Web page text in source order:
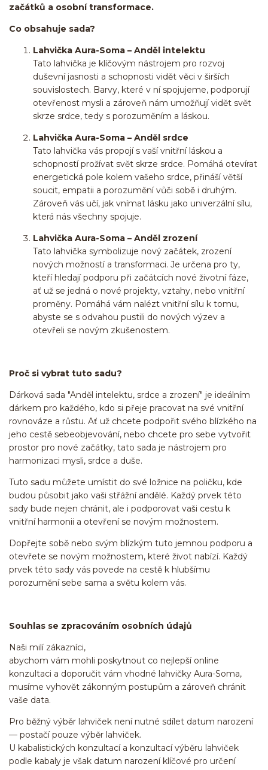
začátků a osobní transformace.
Co obsahuje sada?
Lahvička Aura-Soma – Anděl intelektu
Tato lahvička je klíčovým nástrojem pro rozvoj
duševní jasnosti a schopnosti vidět věci v širších
souvislostech. Barvy, které v ní spojujeme, podporují
otevřenost mysli a zároveň nám umožňují vidět svět
skrze srdce, tedy s porozuměním a láskou.
Lahvička Aura-Soma – Anděl srdce
Tato lahvička vás propojí s vaší vnitřní láskou a
schopností prožívat svět skrze srdce. Pomáhá otevírat
energetická pole kolem vašeho srdce, přináší větší
soucit, empatii a porozumění vůči sobě i druhým.
Zároveň vás učí, jak vnímat lásku jako univerzální sílu,
která nás všechny spojuje.
Lahvička Aura-Soma – Anděl zrození
Tato lahvička symbolizuje nový začátek, zrození
nových možností a transformaci. Je určena pro ty,
kteří hledají podporu při začátcích nové životní fáze,
ať už se jedná o nové projekty, vztahy, nebo vnitřní
proměny. Pomáhá vám nalézt vnitřní sílu k tomu,
abyste se s odvahou pustili do nových výzev a
otevřeli se novým zkušenostem.
Proč si vybrat tuto sadu?
Dárková sada "Anděl intelektu, srdce a zrození" je ideálním
dárkem pro každého, kdo si přeje pracovat na své vnitřní
rovnováze a růstu. Ať už chcete podpořit svého blízkého na
jeho cestě sebeobjevování, nebo chcete pro sebe vytvořit
prostor pro nové začátky, tato sada je nástrojem pro
harmonizaci mysli, srdce a duše.
Tuto sadu můžete umístit do své ložnice na poličku, kde
budou působit jako vaši střážní andělé. Každý prvek této
sady bude nejen chránit, ale i podporovat vaši cestu k
vnitřní harmonii a otevření se novým možnostem.
Dopřejte sobě nebo svým blízkým tuto jemnou podporu a
otevřete se novým možnostem, které život nabízí. Každý
prvek této sady vás povede na cestě k hlubšímu
porozumění sebe sama a světu kolem vás.
Souhlas se zpracováním osobních údajů
Naši milí zákazníci,
abychom vám mohli poskytnout co nejlepší online
konzultaci a doporučit vám vhodné lahvičky Aura-Soma,
musíme vyhovět zákonným postupům a zároveň chránit
vaše data.
Pro běžný výběr lahviček není nutné sdílet datum narození
— postačí pouze výběr lahviček.
U kabalistických konzultací a konzultací výběru lahviček
podle kabaly je však datum narození klíčové pro určení